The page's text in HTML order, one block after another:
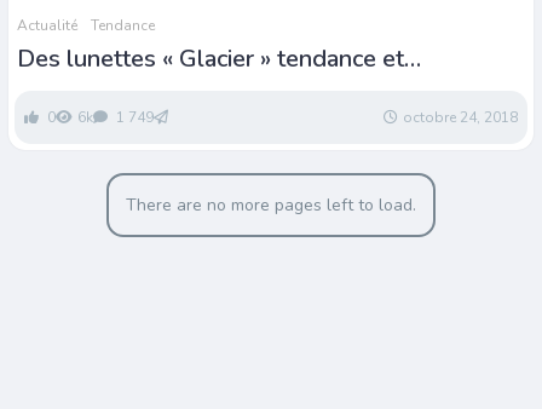
Actualité Tendance
Des lunettes « Glacier » tendance et
0 6k 1 749 octobre 24, 2018
There are no more pages left to load.